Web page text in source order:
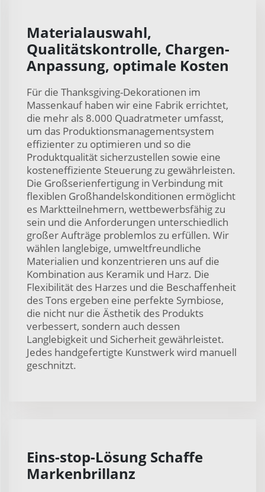
Materialauswahl,
Qualitätskontrolle, Chargen-
Anpassung, optimale Kosten
Für die Thanksgiving-Dekorationen im
Massenkauf haben wir eine Fabrik errichtet,
die mehr als 8.000 Quadratmeter umfasst,
um das Produktionsmanagementsystem
effizienter zu optimieren und so die
Produktqualität sicherzustellen sowie eine
kosteneffiziente Steuerung zu gewährleisten.
Die Großserienfertigung in Verbindung mit
flexiblen Großhandelskonditionen ermöglicht
es Marktteilnehmern, wettbewerbsfähig zu
sein und die Anforderungen unterschiedlich
großer Aufträge problemlos zu erfüllen. Wir
wählen langlebige, umweltfreundliche
Materialien und konzentrieren uns auf die
Kombination aus Keramik und Harz. Die
Flexibilität des Harzes und die Beschaffenheit
des Tons ergeben eine perfekte Symbiose,
die nicht nur die Ästhetik des Produkts
verbessert, sondern auch dessen
Langlebigkeit und Sicherheit gewährleistet.
Jedes handgefertigte Kunstwerk wird manuell
geschnitzt.
Eins-stop-Lösung Schaffe
Markenbrillanz